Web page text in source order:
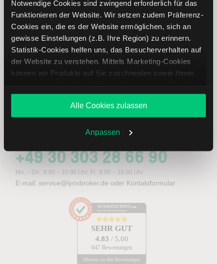
Notwendige Cookies sind zwingend erforderlich für das
Funktionieren der Website. Wir setzen zudem Präferenz-
Cookies ein, die es der Website ermöglichen, sich an
gewisse Einstellungen (z.B. Ihre Region) zu erinnern.
Statistik-Cookies helfen uns, das Besucherverhalten auf
der Website zu verstehen. Mittels Marketing-Cookies
können wir Produkte auf Sie zuschneiden sowie Ihnen
Angebote unterbreiten. Sie entscheiden, welche Cookies
Sie zulassen oder ablehnen. Ihre Entscheidung können
Sie jederzeit in denCookie-Einstellungenändern.
Weitere Infos auch in unsererDatenschutzerklärung
Alle Cookies zulassen
Anpassen
Treten Sie mit uns in Kontakt
+49 30 303 28 66 90
Mo. – Do.: 8:00 – 20:00 Uhr, Fr.: 8:00 – 18:00 Uhr
E-mail: service@lynxbroker.de oder Kontaktformular
AUSGEZEICHNET .org
Kundenbewertungen
SEHR GUT
4.83 / 5.00
647 Bewertungen
Hinweis zu den Bewertungen
Abonnieren